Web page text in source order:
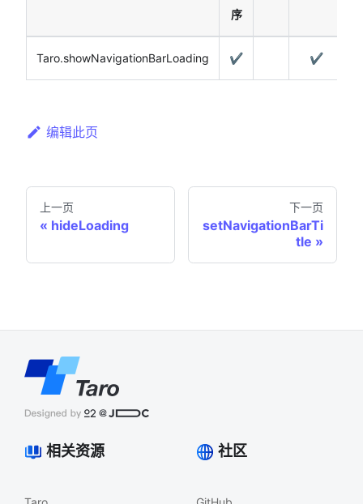
序
Taro.showNavigationBarLoading ✔️ ✔️
编辑此页
上一页
hideLoading
下一页
setNavigationBarTi
tle
相关资源 社区